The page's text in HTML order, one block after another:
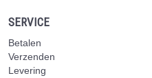
SERVICE
Betalen
Verzenden
Levering